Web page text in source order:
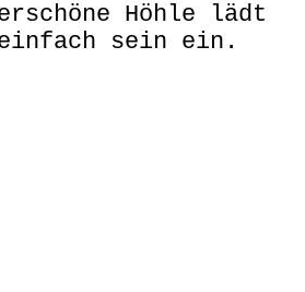
Höhle lädt
sein ein.